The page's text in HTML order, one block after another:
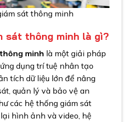
sát thông minh
sát thông minh là gì?
minh là một giải pháp
dụng trí tuệ nhân tạo
tích dữ liệu lớn để nâng
quản lý và bảo vệ an
các hệ thống giám sát
hình ảnh và video, hệ